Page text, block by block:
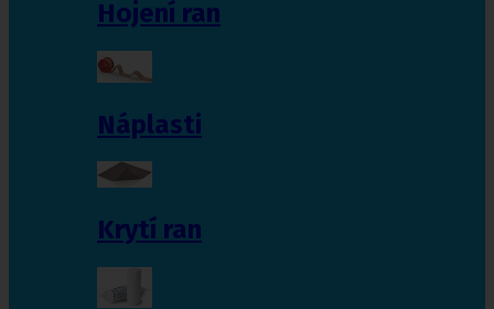
Hojení ran
Náplasti
Krytí ran